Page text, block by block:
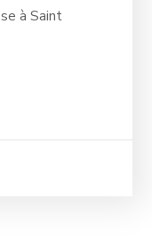
à Saint